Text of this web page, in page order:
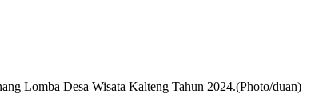
Lomba Desa Wisata Kalteng Tahun 2024.(Photo/duan)